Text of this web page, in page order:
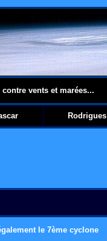
vents et marées...
Rodrigues
le 7ème cyclone